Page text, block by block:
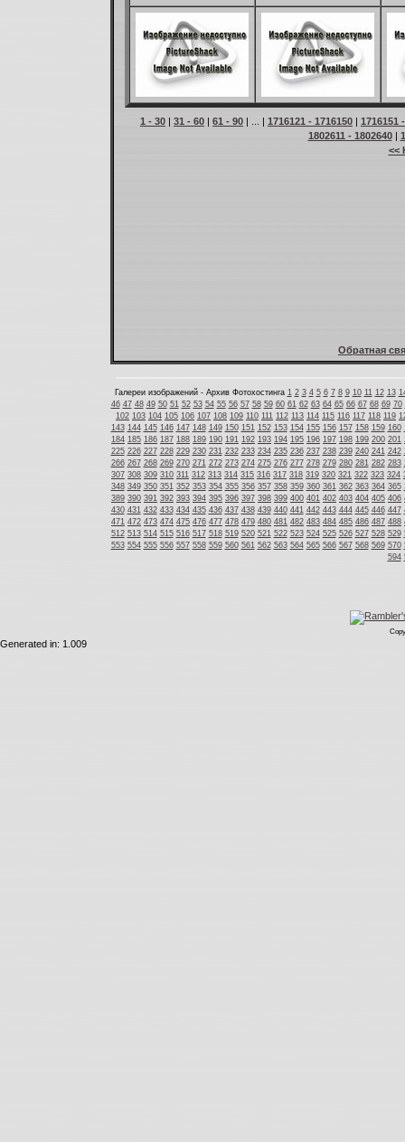
1 - 30 | 31 - 60 | 61 - 90 | ... | 1716121 - 1716150 | 1716151
1802611 - 1802640|
<<
Обратная
Галереи изображений - Архив Фотохостинга 1 2 3 4 5 6 7 8 9 10 11 12 13
46 47 48 49 50 51 52 53 54 55 56 57 58 59 60 61 62 63 64 65 66 67 68 69 70
102 103 104 105 106 107 108 109 110 111 112 113 114 115 116 117 118 119
143 144 145 146 147 148 149 150 151 152 153 154 155 156 157 158 159 160
184 185 186 187 188 189 190 191 192 193 194 195 196 197 198 199 200 201
225 226 227 228 229 230 231 232 233 234 235 236 237 238 239 240 241 242
266 267 268 269 270 271 272 273 274 275 276 277 278 279 280 281 282 283
307 308 309 310 311 312 313 314 315 316 317 318 319 320 321 322 323 324
348 349 350 351 352 353 354 355 356 357 358 359 360 361 362 363 364 365
389 390 391 392 393 394 395 396 397 398 399 400 401 402 403 404 405 406
430 431 432 433 434 435 436 437 438 439 440 441 442 443 444 445 446 447
471 472 473 474 475 476 477 478 479 480 481 482 483 484 485 486 487 488
512 513 514 515 516 517 518 519 520 521 522 523 524 525 526 527 528 529
553 554 555 556 557 558 559 560 561 562 563 564 565 566 567 568 569 570
594
Generated in: 1.009